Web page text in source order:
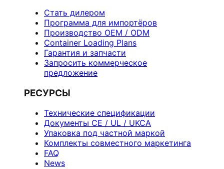
Стать дилером
Программа для импортёров
Производство OEM / ODM
Container Loading Plans
Гарантия и запчасти
Запросить коммерческое
предложение
РЕСУРСЫ
Технические спецификации
Документы CE / UL / UKCA
Упаковка под частной маркой
Комплекты совместного маркетинга
FAQ
News